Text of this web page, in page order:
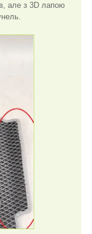
але з 3D лапою